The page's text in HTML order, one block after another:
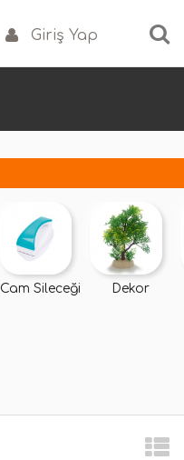
Giriş Yap
Cam Sileceği Dekor